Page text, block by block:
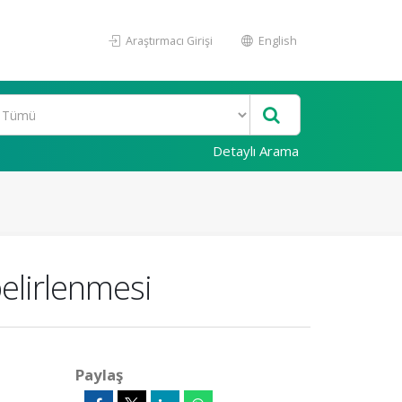
Araştırmacı Girişi English
Detaylı Arama
Paylaş